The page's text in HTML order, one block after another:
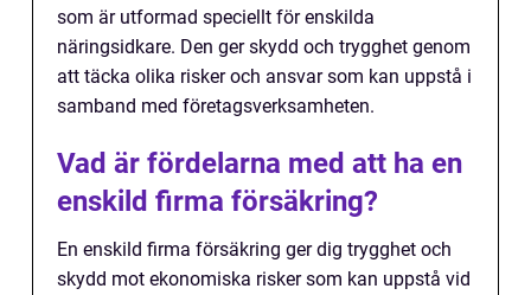
som är utformad speciellt för enskilda
näringsidkare. Den ger skydd och trygghet genom
att täcka olika risker och ansvar som kan uppstå i
samband med företagsverksamheten.
Vad är fördelarna med att ha en
enskild firma försäkring?
En enskild firma försäkring ger dig trygghet och
skydd mot ekonomiska risker som kan uppstå vid